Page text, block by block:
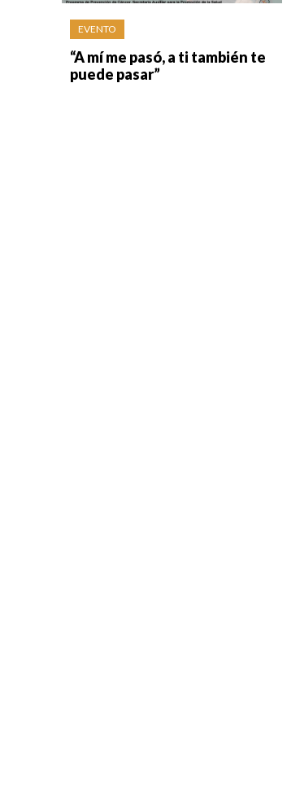
EVENTO
“A mí me pasó, a ti también te
puede pasar”